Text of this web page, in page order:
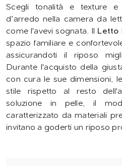
Scegli tonalità e texture
d’arredo nella camera da
come l'avevi sognata. Il Letto
spazio familiare e
assicurandoti il riposo
Durante l'acquisto della
con cura le sue dimensioni,
stile rispetto al resto
soluzione in pelle, il
caratterizzato da materiali
invitano a goderti un riposo